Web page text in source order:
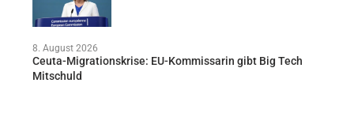
8. August 2026
Ceuta-Migrationskrise: EU-Kommissarin gibt Big Tech
Mitschuld